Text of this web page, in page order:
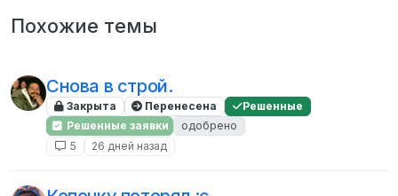
Похожие темы
Снова в строй.
Закрыта Перенесена
Решенные
Решенные заявки
одобрено
5
26 дней назад